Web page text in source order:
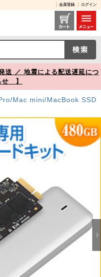
会員登録 ログイン
【メモリダイレクト】
送 ／ 地震による配送遅延につ
せ 】
Mac mini/MacBook SSD